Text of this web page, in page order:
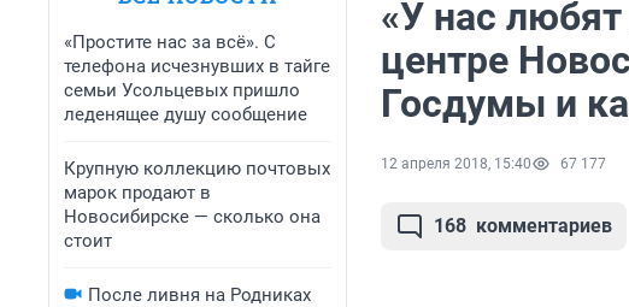
«Простите нас за всё». С
телефона исчезнувших в тайге
семьи Усольцевых пришло
леденящее душу сообщение
Крупную коллекцию почтовых
марок продают в
Новосибирске — сколько она
стоит
После ливня на Родниках
«У нас
центре
Госдумы и
12 апреля 2018, 15:40 67 177
168 комментариев